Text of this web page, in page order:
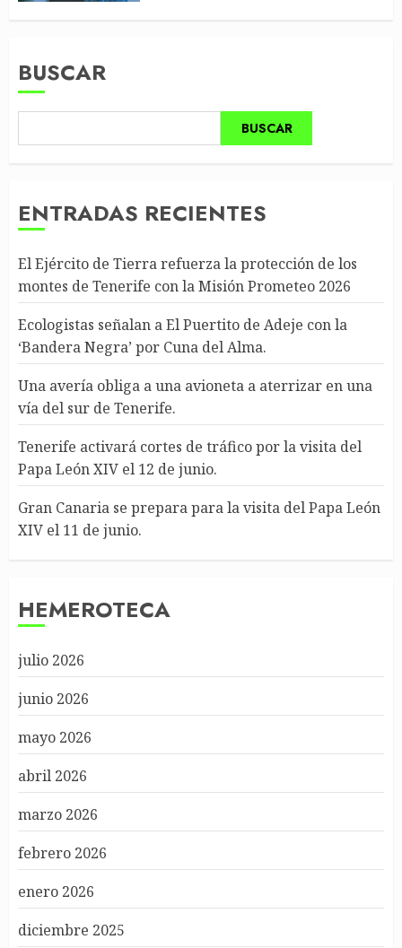
BUSCAR
BUSCAR
ENTRADAS RECIENTES
El Ejército de Tierra refuerza la protección de los
montes de Tenerife con la Misión Prometeo 2026
Ecologistas señalan a El Puertito de Adeje con la
‘Bandera Negra’ por Cuna del Alma.
Una avería obliga a una avioneta a aterrizar en una
vía del sur de Tenerife.
Tenerife activará cortes de tráfico por la visita del
Papa León XIV el 12 de junio.
Gran Canaria se prepara para la visita del Papa León
XIV el 11 de junio.
HEMEROTECA
julio 2026
junio 2026
mayo 2026
abril 2026
marzo 2026
febrero 2026
enero 2026
diciembre 2025